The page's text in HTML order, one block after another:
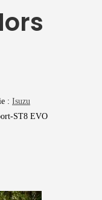
: Isuzu
ST8 EVO